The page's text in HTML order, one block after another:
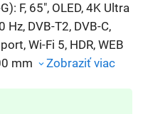
F, 65", OLED, 4K Ultra
DVB-T2, DVB-C,
Wi-Fi 5, HDR, WEB
mm
Zobraziť viac